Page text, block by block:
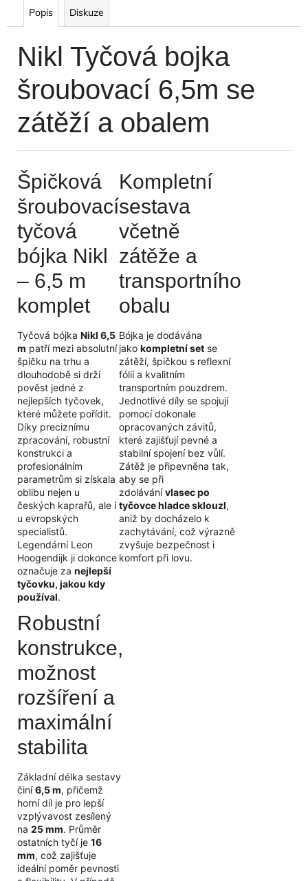
Popis Diskuze
Nikl Tyčová bojka
šroubovací 6,5m se
zátěží a obalem
Špičková
šroubovací
tyčová
bójka Nikl
– 6,5 m
komplet
Tyčová bójka Nikl 6,5
m patří mezi absolutní
špičku na trhu a
dlouhodobě si drží
pověst jedné z
nejlepších tyčovek,
které můžete pořídit.
Díky preciznímu
zpracování, robustní
konstrukci a
profesionálním
parametrům si získala
oblibu nejen u
českých kaprařů, ale i
u evropských
specialistů.
Legendární Leon
Hoogendijk ji dokonce
označuje za nejlepší
tyčovku, jakou kdy
používal.
Kompletní
sestava
včetně
zátěže a
transportního
obalu
Bójka je dodávána
jako kompletní set se
zátěží, špičkou s reflexní
fólií a kvalitním
transportním pouzdrem.
Jednotlivé díly se spojují
pomocí dokonale
opracovaných závitů,
které zajišťují pevné a
stabilní spojení bez vůlí.
Zátěž je připevněna tak,
aby se při
zdolávání vlasec po
tyčovce hladce sklouzl,
aniž by docházelo k
zachytávání, což výrazně
zvyšuje bezpečnost i
komfort při lovu.
Robustní
konstrukce,
možnost
rozšíření a
maximální
stabilita
Základní délka sestavy
činí 6,5 m, přičemž
horní díl je pro lepší
vzplývavost zesílený
na 25 mm. Průměr
ostatních tyčí je 16
mm, což zajišťuje
ideální poměr pevnosti